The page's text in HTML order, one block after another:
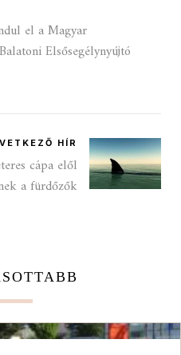
el a Magyar
Elsősegélynyújtó
HÍR
cápa elől
a fürdőzők